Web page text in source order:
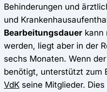
Behinderungen und
und
Bearbeitungsdauer kann
werden, liegt aber in der
sechs Monaten. Wenn
benötigt, unterstützt zum
VdK seine Mitglieder.